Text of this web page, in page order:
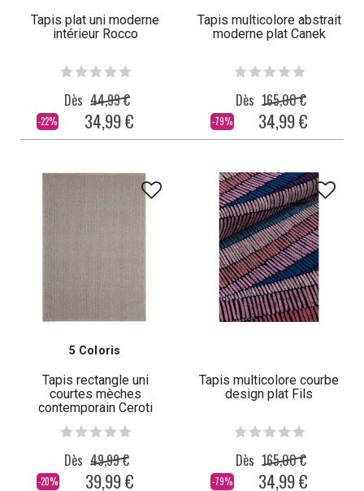
Tapis plat uni moderne
intérieur Rocco
-22%
Dès 44,99 €
34,99 €
Tapis multicolore abstrait
moderne plat Canek
-79%
Dès 165,00 €
34,99 €
5 Coloris
Tapis rectangle uni
courtes mèches
contemporain Ceroti
-20%
Dès 49,99 €
39,99 €
Tapis multicolore courbe
design plat Fils
-79%
Dès 165,00 €
34,99 €